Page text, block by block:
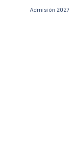
Admisión 2027